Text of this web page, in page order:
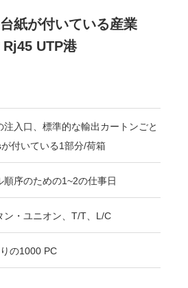
紙が付いている産業
UTP港
注入口、標準的な輸出カートンごと
付いている1部分/荷箱
順序のための1~2の仕事日
ン・ユニオン、T/T、L/C
の1000 PC